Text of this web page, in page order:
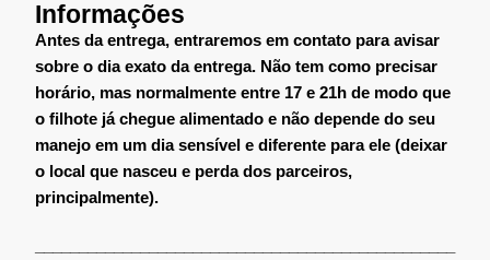
Informações
Antes da entrega, entraremos em contato para avisar
sobre o dia exato da entrega. Não tem como precisar
horário, mas normalmente entre 17 e 21h de modo que
o filhote já chegue alimentado e não depende do seu
manejo em um dia sensível e diferente para ele (deixar
o local que nasceu e perda dos parceiros,
principalmente).